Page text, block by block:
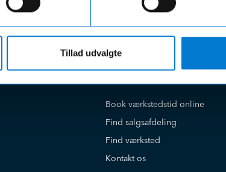
Tillad udvalgte
e-mail og SMS om
og konkurrencer.
tid
Kundeservice
Book værkstedstid online
Find salgsafdeling
Find værksted
Kontakt os